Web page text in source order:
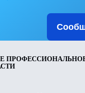
ПРОФЕССИОНАЛЬНОЕ